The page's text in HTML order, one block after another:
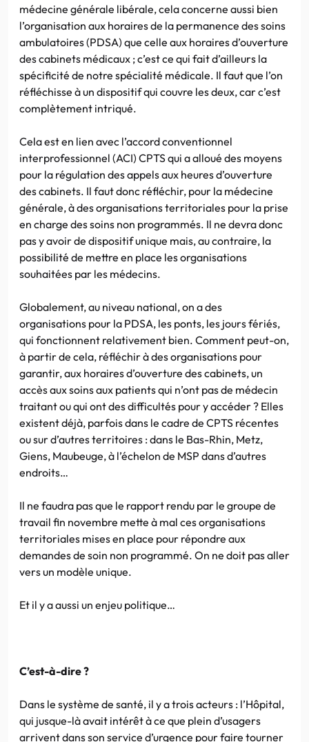
médecine générale libérale, cela concerne aussi bien
l’organisation aux horaires de la permanence des soins
ambulatoires (PDSA) que celle aux horaires d’ouverture
des cabinets médicaux ; c’est ce qui fait d’ailleurs la
spécificité de notre spécialité médicale. Il faut que l’on
réfléchisse à un dispositif qui couvre les deux, car c’est
complètement intriqué.
Cela est en lien avec l’accord conventionnel
interprofessionnel (ACI) CPTS qui a alloué des moyens
pour la régulation des appels aux heures d’ouverture
des cabinets. Il faut donc réfléchir, pour la médecine
générale, à des organisations territoriales pour la prise
en charge des soins non programmés. Il ne devra donc
pas y avoir de dispositif unique mais, au contraire, la
possibilité de mettre en place les organisations
souhaitées par les médecins.
Globalement, au niveau national, on a des
organisations pour la PDSA, les ponts, les jours fériés,
qui fonctionnent relativement bien. Comment peut-on,
à partir de cela, réfléchir à des organisations pour
garantir, aux horaires d’ouverture des cabinets, un
accès aux soins aux patients qui n’ont pas de médecin
traitant ou qui ont des difficultés pour y accéder ? Elles
existent déjà, parfois dans le cadre de CPTS récentes
ou sur d’autres territoires : dans le Bas-Rhin, Metz,
Giens, Maubeuge, à l’échelon de MSP dans d’autres
endroits…
Il ne faudra pas que le rapport rendu par le groupe de
travail fin novembre mette à mal ces organisations
territoriales mises en place pour répondre aux
demandes de soin non programmé. On ne doit pas aller
vers un modèle unique.
Et il y a aussi un enjeu politique…
C’est-à-dire ?
Dans le système de santé, il y a trois acteurs : l’Hôpital,
qui jusque-là avait intérêt à ce que plein d’usagers
arrivent dans son service d’urgence pour faire tourner